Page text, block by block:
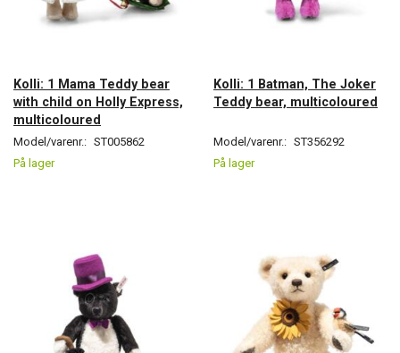
Kolli: 1 Mama Teddy bear
with child on Holly Express,
multicoloured
Model/varenr.: ST005862
På lager
Kolli: 1 Batman, The Joker
Teddy bear, multicoloured
Model/varenr.: ST356292
På lager